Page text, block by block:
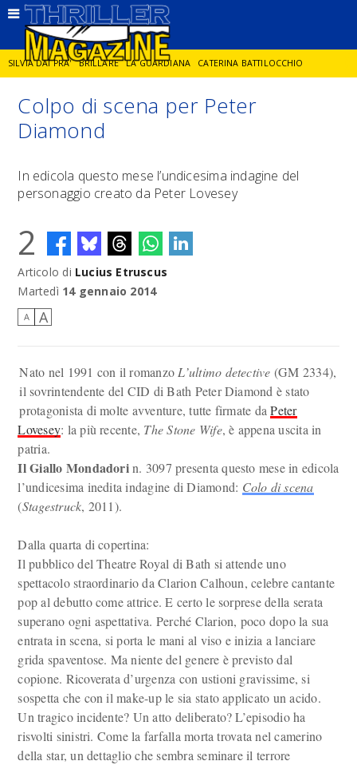
SILVIA DAI PRA' BRILLARE LA GUARDIANA CATERINA BATTILOCCHIO
JORGE DIAZ LA SPIA DELITTO IN CORNICE GIANCARLO DE CATALDO
Colpo di scena per Peter
Diamond
In edicola questo mese l’undicesima indagine del
personaggio creato da Peter Lovesey
2
Articolo di Lucius Etruscus
Martedì 14 gennaio 2014
A A
Nato nel 1991 con il romanzo L’ultimo detective (GM 2334),
il sovrintendente del CID di Bath Peter Diamond è stato
protagonista di molte avventure, tutte firmate daPeter
Lovesey: la più recente, The Stone Wife, è appena uscita in
patria.
Il Giallo Mondadorin. 3097 presenta questo mese in edicola
l’undicesima inedita indagine di Diamond: Colo di scena
(Stagestruck, 2011).
Dalla quarta di copertina:
Il pubblico del Theatre Royal di Bath si attende uno
spettacolo straordinario da Clarion Calhoun, celebre cantante
pop al debutto come attrice. E certo le sorprese della serata
superano ogni aspettativa. Perché Clarion, poco dopo la sua
entrata in scena, si porta le mani al viso e inizia a lanciare
grida spaventose. Ma niente del genere è previsto dal
copione. Ricoverata d’urgenza con ustioni gravissime, si
sospetta che con il make-up le sia stato applicato un acido.
Un tragico incidente? Un atto deliberato? L’episodio ha
risvolti sinistri. Come la farfalla morta trovata nel camerino
della star, un dettaglio che sembra seminare il terrore